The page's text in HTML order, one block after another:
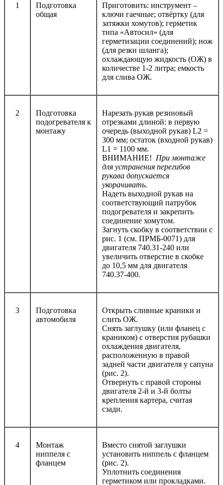
1
Подготовка
общая
Приготовить: инструмент –
ключи гаечные; отвёртку (для
затяжки хомутов); герметик
типа «Автосил» (для
герметизации соединений); нож
(для резки шланга);
охлаждающую жидкость (ОЖ) в
количестве 1-2 литра; емкость
для слива ОЖ.
2
Подготовка
подогревателя к
монтажу
Нарезать рукав резиновый
отрезками длиной: в первую
очередь (выходной рукав) L2 =
300 мм; остаток (входной рукав)
L1 = 1100 мм.
ВНИМАНИЕ! При монтаже
для устранения перегибов
рукава допускается
укорачивать.
Надеть выходной рукав на
соответствующий патрубок
подогревателя и закрепить
соединение хомутом.
Загнуть скобку в соответствии с
рис. 1 (см. ПРМБ-0071) для
двигателя 740.31-240 или
увеличить отверстие в скобке
до 10,5 мм для двигателя
740.37-400.
3
Подготовка
автомобиля
Открыть сливные краники и
слить ОЖ.
Снять заглушку (или фланец с
краником) с отверстия рубашки
охлаждения двигателя,
расположенную в правой
задней части двигателя у сапуна
(рис. 2).
Отвернуть с правой стороны
двигателя 2-й и 3-й болты
крепления картера, считая
сзади.
4
Монтаж
ниппеля с
фланцем
Вместо снятой заглушки
установить ниппель с фланцем
(рис. 2).
Уплотнить соединения
герметиком или прокладками.